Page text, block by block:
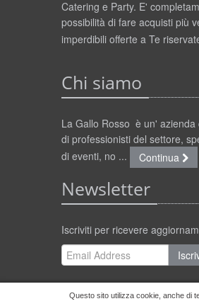
Questo sito utilizza cookie, anche di
Catering e Party. E'
possibilità di fare acquisti più
imperdibili offerte a Te
Chi siamo
La Gallo Rosso è un'
di professionisti del settore,
di eventi, no ...
Continua
Newsletter
Iscriviti per ricevere